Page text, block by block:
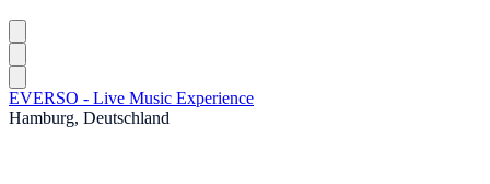
EVERSO - Live Music Experience
Hamburg, Deutschland